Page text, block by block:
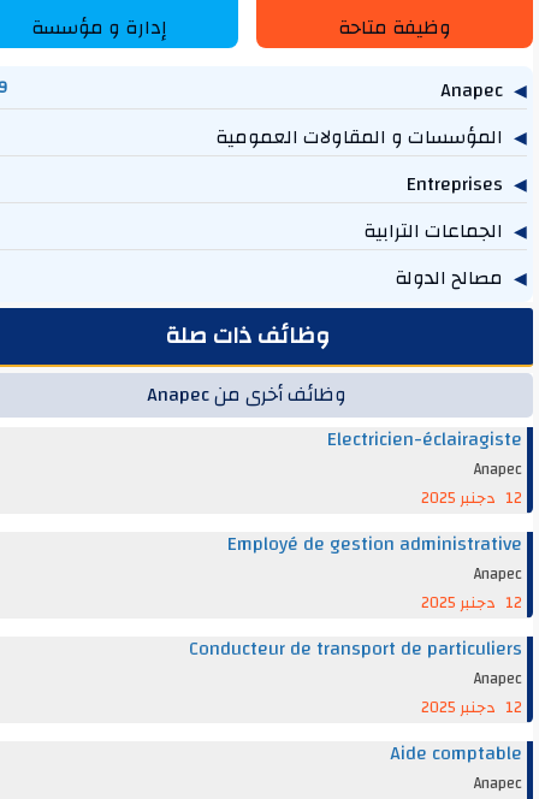
وظيفة متاحة إدارة و مؤسسة
و المقاولات العمومية
الترابية
الدولة
وظائف ذات صلة
وظائف أخرى من Anapec
Electricien-
Employé de gestion
Conducteur de transport de
Aide